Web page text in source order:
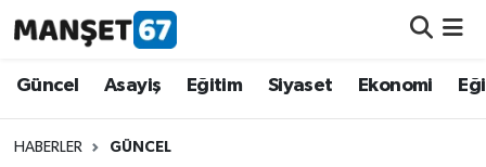
Güncel Asayiş Eğitim Siyaset Ekonomi
HABERLER GÜNCEL
Güncel
Asayiş